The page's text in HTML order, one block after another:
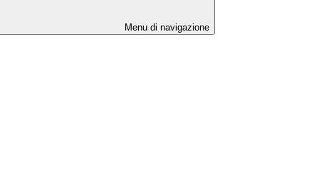
Menu di navigazione